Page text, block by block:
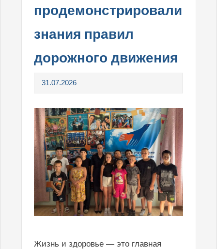
продемонстрировали
знания правил
дорожного движения
31.07.2026
Жизнь и здоровье — это главная